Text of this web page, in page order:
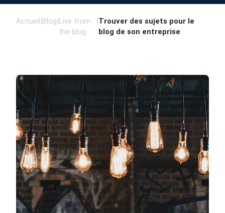
Accueil|Blog|Live from
the blog
|Trouver des sujets pour le
blog de son entreprise